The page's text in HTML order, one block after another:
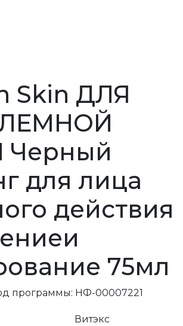
Skin ДЛЯ
для лица
действия
75мл
программы: НФ-00007221
Витэкс